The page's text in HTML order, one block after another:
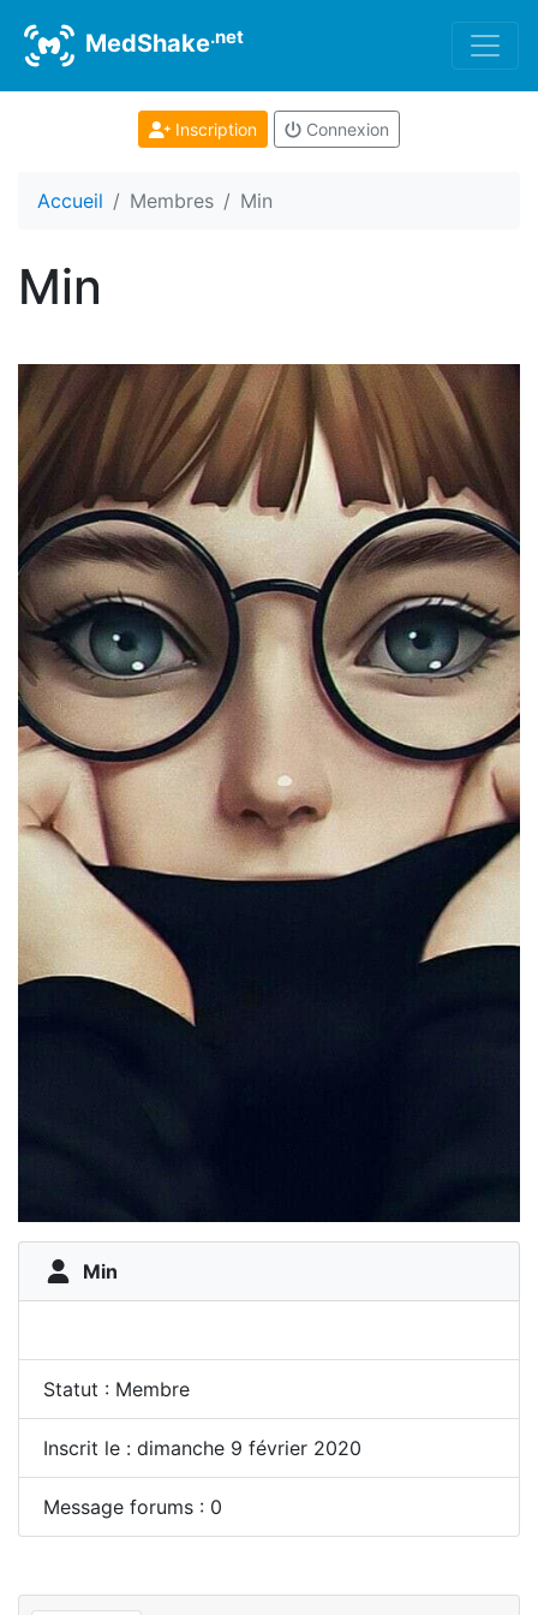
MedShake.net
Inscription Connexion
Accueil Membres Min
Min
Min
Statut : Membre
Inscrit le : dimanche 9 février 2020
Message forums : 0